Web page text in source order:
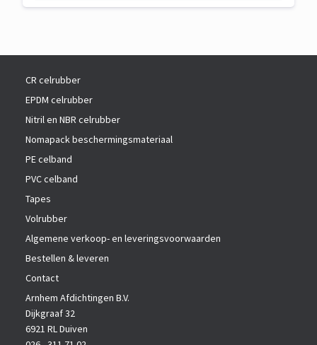
e
CR celrubber
EPDM celrubber
Nitril en NBR celrubber
Nomapack beschermingsmateriaal
PE celband
PVC celband
Tapes
Volrubber
Algemene verkoop- en leveringsvoorwaarden
Bestellen & leveren
Contact
Arnhem Afdichtingen B.V.
Dijkgraaf 32
6921 RL Duiven